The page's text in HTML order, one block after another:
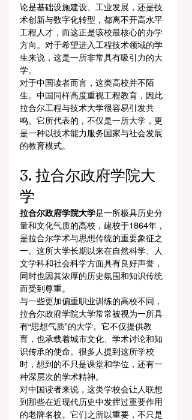
论是基础设施建设、工业发展，还是技
术创新与数字化转型，都离不开高水平
工程人才，而这正是该校最核心的办学
方向。对于希望进入工程技术领域的学
生来说，这是一所非常具有吸引力的大
学。
对于中国读者而言，这类高校并不陌
生。中国同样高度重视工程教育，因此
拉合尔工程与技术大学很容易引发共
鸣。它所代表的，不仅是一所大学，更
是一种以技术能力服务国家与社会发展
的教育模式。
3. 拉合尔政府学院大
学
拉合尔政府学院大学是一所极具历史分
量和文化气质的高校，建校于1864年，
是拉合尔学术与思想传统的重要象征之
一。这所大学长期以来在自然科学、人
文学科和社会科学方面具有良好声誉，
同时也因其浓厚的历史氛围和知识传统
而受到尊重。
与一些更加偏重职业训练的高校不同，
拉合尔政府学院大学常常被视为一所具
有“思想气质”的大学。它不仅提供教
育，也承载着城市文化、学术讨论和知
识传承的使命。很多人提到这所学校
时，想到的不只是课堂和学位，还有一
种深层次的学术精神。
对中国读者来说，这类学校会让人联想
到那些在近现代历史中发挥过重要作用
的老牌名校。它们之所以重要，不只是